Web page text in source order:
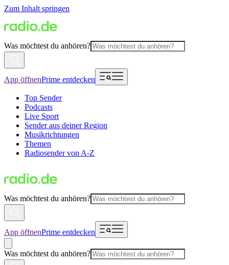
Zum Inhalt springen
Was möchtest du anhören?
App öffnenPrime entdecken
Top Sender
Podcasts
Live Sport
Sender aus deiner Region
Musikrichtungen
Themen
Radiosender von A-Z
Was möchtest du anhören?
App öffnenPrime entdecken
Was möchtest du anhören?